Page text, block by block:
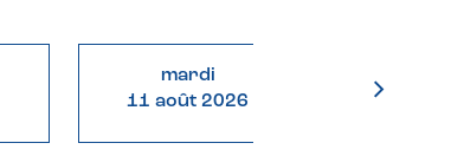
mardi
11 août 2026
12 août